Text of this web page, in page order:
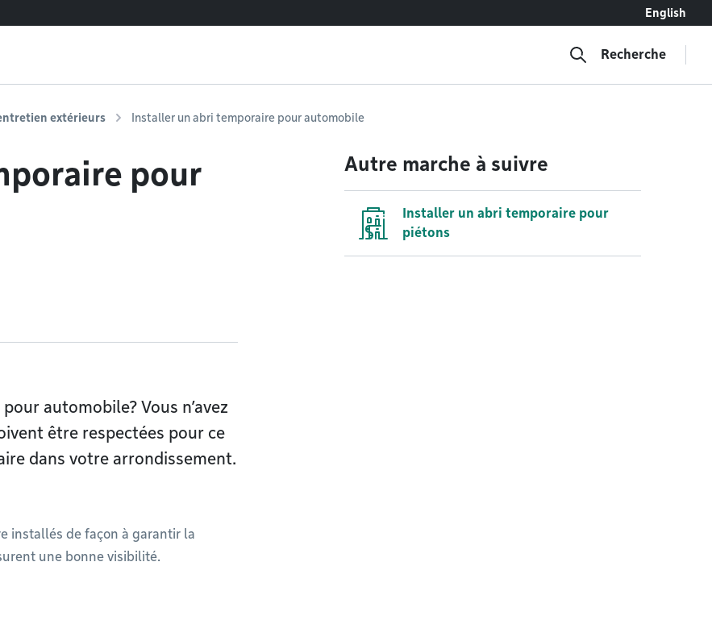
English
Recherche
extérieurs Installer un abri temporaire pour automobile
pour
automobile? Vous n’avez
être respectées pour ce
dans votre arrondissement.
installés de façon à garantir la
une bonne visibilité.
Autre marche à suivre
Installer un abri temporaire pour
piétons